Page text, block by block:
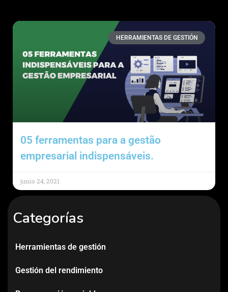
HERRAMIENTAS DE GESTIÓN
05 ferramentas para a gestão
empresarial indispensáveis.
junio 24, 2021
Categorías
Herramientas de gestión
Gestión del rendimiento